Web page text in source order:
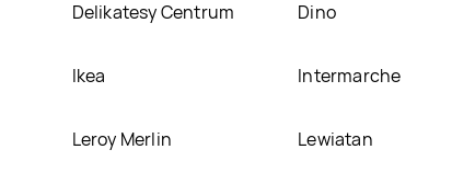
Delikatesy Centrum Dino
Ikea Intermarche
Leroy Merlin Lewiatan